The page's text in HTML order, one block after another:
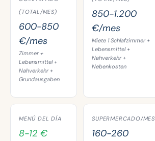
(TOTAL/MES)
600-850
€/mes
Zimmer +
Lebensmittel +
Nahverkehr +
Grundausgaben
850-1.200
€/mes
Miete 1 Schlafzimmer +
Lebensmittel +
Nahverkehr +
Nebenkosten
MENÚ DEL DÍA
8-12 €
SUPERMERCADO/MES
160-260